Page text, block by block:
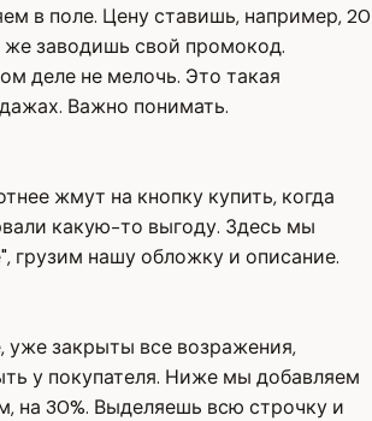
в поле. Цену ставишь, например, 20
же заводишь свой промокод.
деле не мелочь. Это такая
Важно понимать.
жмут на кнопку купить, когда
какую-то выгоду. Здесь мы
грузим нашу обложку и описание.
уже закрыты все возражения,
у покупателя. Ниже мы добавляем
на 30%. Выделяешь всю строчку и